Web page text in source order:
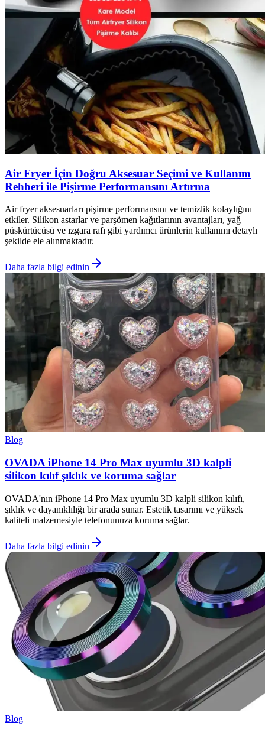
Air Fryer İçin Doğru Aksesuar Seçimi ve Kullanım
Rehberi ile Pişirme Performansını Artırma
Air fryer aksesuarları pişirme performansını ve temizlik kolaylığını
etkiler. Silikon astarlar ve parşömen kağıtlarının avantajları, yağ
püskürtücüsü ve ızgara rafı gibi yardımcı ürünlerin kullanımı detaylı
şekilde ele alınmaktadır.
Daha fazla bilgi edinin
Blog
OVADA iPhone 14 Pro Max uyumlu 3D kalpli
silikon kılıf şıklık ve koruma sağlar
OVADA'nın iPhone 14 Pro Max uyumlu 3D kalpli silikon kılıfı,
şıklık ve dayanıklılığı bir arada sunar. Estetik tasarımı ve yüksek
kaliteli malzemesiyle telefonunuza koruma sağlar.
Daha fazla bilgi edinin
Blog